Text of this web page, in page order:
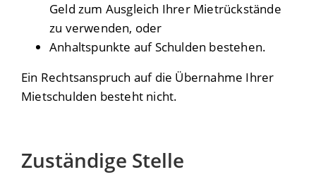
Geld zum Ausgleich Ihrer Mietrückstände
zu verwenden, oder
Anhaltspunkte auf Schulden bestehen.
Ein Rechtsanspruch auf die Übernahme Ihrer
Mietschulden besteht nicht.
Zuständige Stelle